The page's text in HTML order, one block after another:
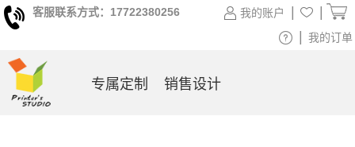
客服联系方式：17722380256 我的账户
我的订单
专属定制 销售设计